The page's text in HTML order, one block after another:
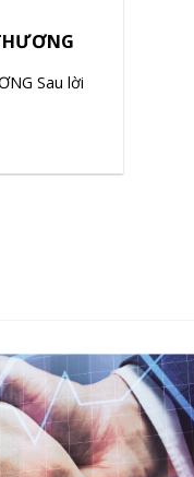
Sau lời